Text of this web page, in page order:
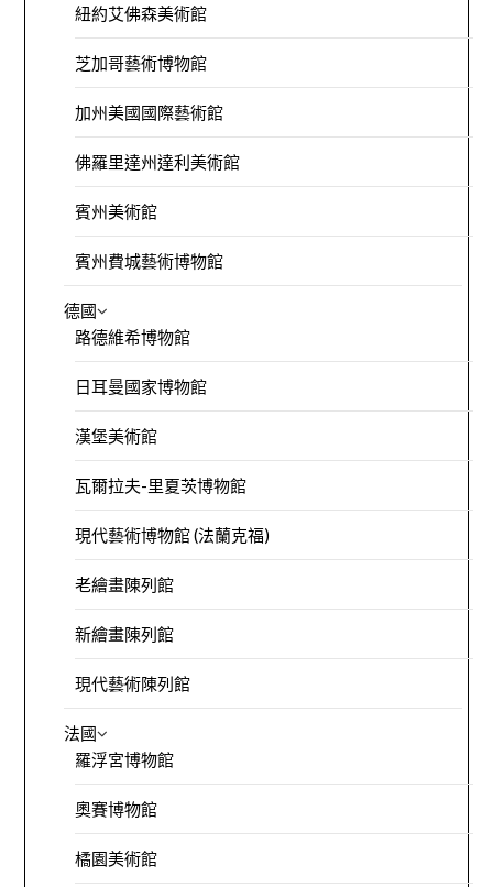
紐約艾佛森美術館
芝加哥藝術博物館
加州美國國際藝術館
佛羅里達州達利美術館
賓州美術館
賓州費城藝術博物館
德國
路德維希博物館
日耳曼國家博物館
漢堡美術館
瓦爾拉夫-里夏茨博物館
現代藝術博物館 (法蘭克福)
老繪畫陳列館
新繪畫陳列館
現代藝術陳列館
法國
羅浮宮博物館
奧賽博物館
橘園美術館